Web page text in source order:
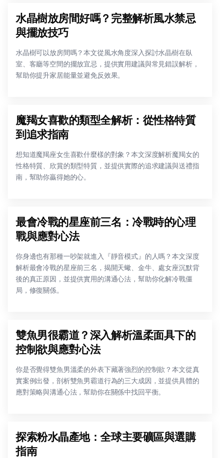
水晶樹放房間好嗎？完整解析風水禁忌
與擺放技巧
水晶樹可以放房間嗎？本文從風水角度深入探討水晶樹在臥
室、客廳等空間的擺放宜忌，提供實用建議與常見錯誤解析，
幫助你提升家居能量並避免反效果。
魔羯女喜歡的類型全解析：從性格特質
到追求指南
想知道魔羯座女生喜歡什麼樣的對象？本文深度解析魔羯女的
性格特質、欣賞的類型特質，並提供實際的追求建議與送禮指
南，幫助你贏得她的心。
最會冷戰的星座前三名：冷戰時的心理
戰與應對心法
你身邊也有那種一吵架就進入『靜音模式』的人嗎？本文深度
解析最會冷戰的星座前三名，揭開天蠍、金牛、處女座沉默背
後的真正原因，並提供實用的溝通心法，幫助你化解冷戰僵
局，修復關係。
雙魚男很霸道？深入解析溫柔面具下的
控制欲與應對心法
你是否覺得雙魚男溫柔的外表下藏著強烈的控制欲？本文從真
實案例出發，剖析雙魚男霸道行為的三大成因，並提供具體的
應對策略與溝通心法，幫助你在關係中找回平衡。
探索粉水晶產地：全球主要礦區與選購
指南